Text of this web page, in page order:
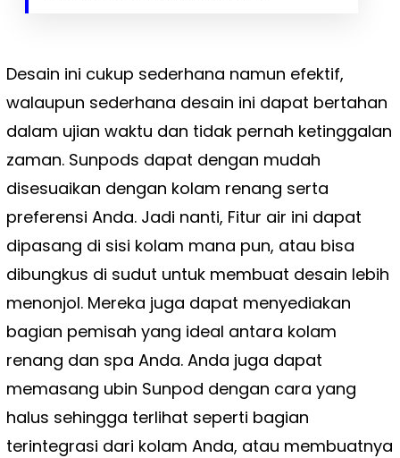
Desain ini cukup sederhana namun efektif,
walaupun sederhana desain ini dapat bertahan
dalam ujian waktu dan tidak pernah ketinggalan
zaman. Sunpods dapat dengan mudah
disesuaikan dengan kolam renang serta
preferensi Anda. Jadi nanti, Fitur air ini dapat
dipasang di sisi kolam mana pun, atau bisa
dibungkus di sudut untuk membuat desain lebih
menonjol. Mereka juga dapat menyediakan
bagian pemisah yang ideal antara kolam
renang dan spa Anda. Anda juga dapat
memasang ubin Sunpod dengan cara yang
halus sehingga terlihat seperti bagian
terintegrasi dari kolam Anda, atau membuatnya